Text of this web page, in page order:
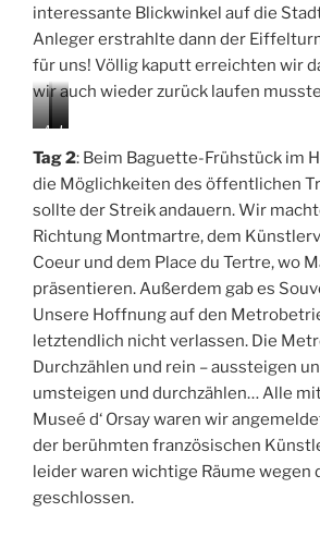
m
interessante Blickwinkel auf die
Anleger erstrahlte dann der
für uns! Völlig kaputt erreichten wir
wir auch wieder zurück laufen
A
u
d
e
m
M
o
n
t
m
r
t
r
e
I
m
K
ü
n
s
l
e
r
v
e
r
t
e
I
m
M
u
s
e
d
‘
O
r
a
y
Tag 2: Beim Baguette-Frühstück im
die Möglichkeiten des öffentlichen
sollte der Streik andauern. Wir
Richtung Montmartre, dem
Coeur und dem Place du Tertre, wo
präsentieren. Außerdem gab es
Unsere Hoffnung auf den
letztendlich nicht verlassen. Die
Durchzählen und rein – aussteigen
umsteigen und durchzählen… Alle
Museé d‘ Orsay waren wir
der berühmten französischen
leider waren wichtige Räume wegen
geschlossen.